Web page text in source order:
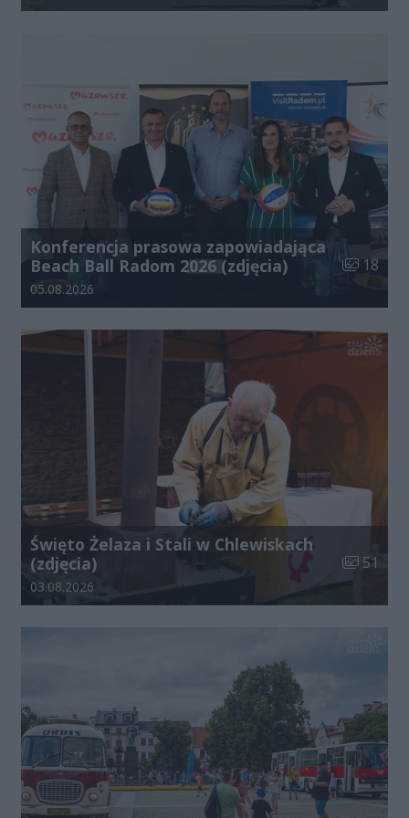
Konferencja prasowa zapowiadająca
Beach Ball Radom 2026 (zdjęcia)
Liczba
18
Data dodania galerii:
05.08.2026
Święto Żelaza i Stali w Chlewiskach
(zdjęcia)
Liczba
51
Data dodania galerii:
03.08.2026